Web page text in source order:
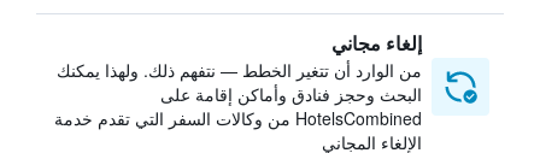
إلغاء مجاني
من الوارد أن تتغير الخطط — نتفهم ذلك. ولهذا يمكنك
البحث وحجز فنادق وأماكن إقامة على
HotelsCombined من وكالات السفر التي تقدم خدمة
الإلغاء المجاني